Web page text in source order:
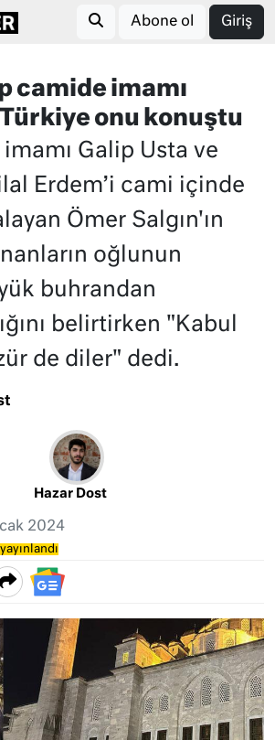
Abone ol Giriş
camide imamı
Türkiye onu konuştu
Galip Usta ve
Erdem’i cami içinde
Ömer Salgın'ın
oğlunun
buhrandan
belirtirken "Kabul
de diler" dedi.
Hazar Dost
2024